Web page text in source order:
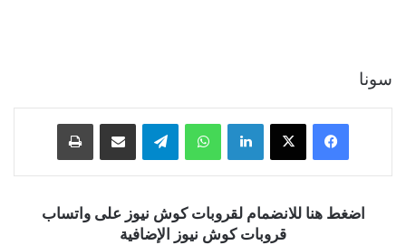
سونا
فيسبوك ‫X لينكدإن واتساب تيلقرام
اضغط هنا للانضمام لقروبات كوش نيوز على واتساب
قروبات كوش نيوز الإضافية